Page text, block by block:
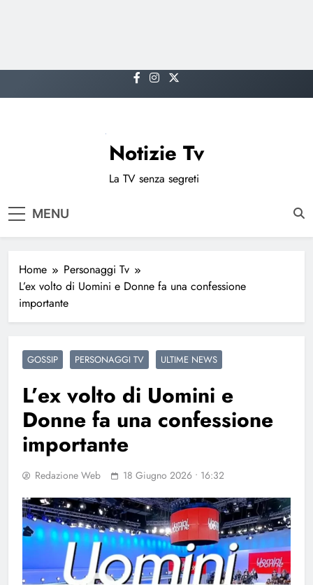
to
Notizie Tv
La TV senza segreti
MENU
Home
Personaggi Tv
L’ex volto di Uomini e Donne fa una confessione
importante
GOSSIP PERSONAGGI TV ULTIME NEWS
L’ex volto di Uomini e
Donne fa una confessione
importante
Redazione Web 18 Giugno 2026 • 16:32